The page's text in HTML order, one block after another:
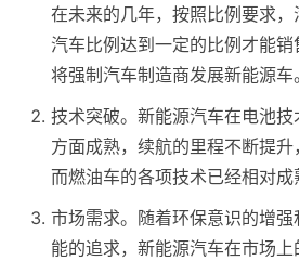
在未来的几年，按照比例要求
汽车比例达到一定的比例才能
将强制汽车制造商发展新能源车。
技术突破。新能源汽车在电池
方面成熟，续航的里程不断提升
而燃油车的各项技术已经相对成
市场需求。随着环保意识的增
能的追求，新能源汽车在市场